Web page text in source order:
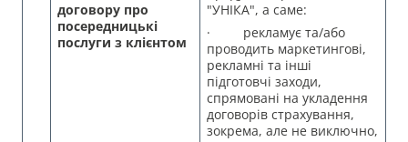
договору про
посередницькі
послуги з клієнтом
"УНІКА", а саме:
· рекламує та/або
проводить маркетингові,
рекламні та інші
підготовчі заходи,
спрямовані на укладення
договорів страхування,
зокрема, але не виключно,